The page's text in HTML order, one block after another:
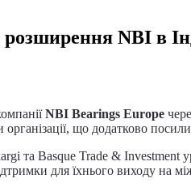
NBI в
NBI Bearings Europe
що додатково
Basque Trade & Investment
для їхнього виходу на